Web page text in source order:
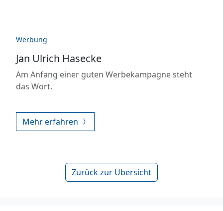
Werbung
Jan Ulrich Hasecke
Am Anfang einer guten Werbekampagne steht
das Wort.
Mehr erfahren
Zurück zur Übersicht